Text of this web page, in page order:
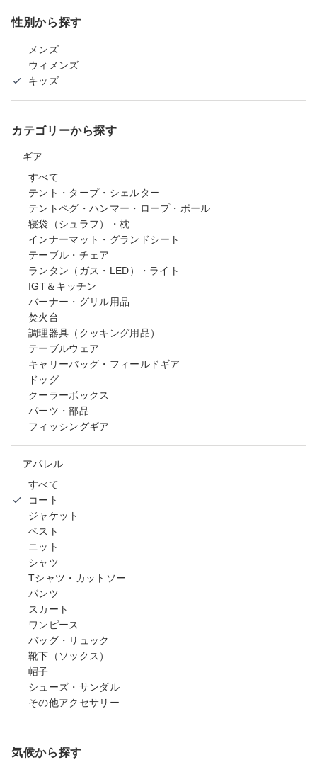
性別から探す
メンズ
ウィメンズ
キッズ
カテゴリーから探す
ギア
すべて
テント・タープ・シェルター
テントペグ・ハンマー・ロープ・ポール
寝袋（シュラフ）・枕
インナーマット・グランドシート
テーブル・チェア
ランタン（ガス・LED）・ライト
IGT＆キッチン
バーナー・グリル用品
焚火台
調理器具（クッキング用品）
テーブルウェア
キャリーバッグ・フィールドギア
ドッグ
クーラーボックス
パーツ・部品
フィッシングギア
アパレル
すべて
コート
ジャケット
ベスト
ニット
シャツ
Tシャツ・カットソー
パンツ
スカート
ワンピース
バッグ・リュック
靴下（ソックス）
帽子
シューズ・サンダル
その他アクセサリー
気候から探す